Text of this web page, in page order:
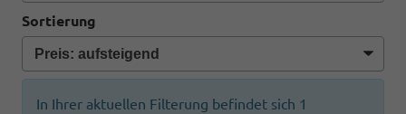
Sortierung
In Ihrer aktuellen Filterung befindet sich 1